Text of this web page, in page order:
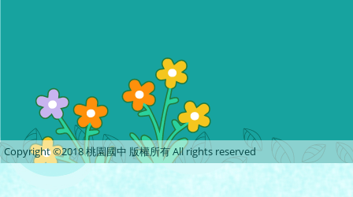
Copyright ©2018 桃園國中 版權所有 All rights reserved